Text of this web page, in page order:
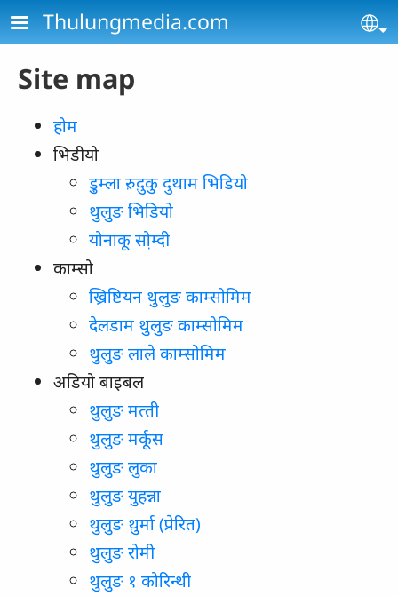
Skip to main content
Thulungmedia.com
Site map
होम
भिडीयो
डु़म्ला रु़दु़कु दुथाम भिडियो
थुलुङ भिडियो
योनाकू सो़म्दी
काम्सो
ख्रिष्टियन थुलुङ काम्सोमिम
देलडाम थुलुङ काम्सोमिम
थुलुङ लाले काम्सोमिम
अडियो बाइबल
थुलुङ मत्‍ती
थुलुङ मर्कूस
थुलुङ लुका
थुलुङ युहन्ना
थुलुङ थु़र्मा (प्रेरित)
थुलुङ रोमी
थुलुङ १ कोरिन्थी